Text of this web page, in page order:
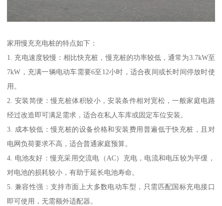
家用慢充充电桩的特点如下：
1. 充电速度较慢：相比快充桩，慢充桩的功率较低，通常为3.7kW至
7kW，充满一辆电动车需要6至12小时，适合夜间或长时间停放时使
用。
2. 安装简便：慢充桩体积较小，安装条件相对宽松，一般家庭电路
经过改造即可满足需求，适合在私人车库或固定车位安装。
3. 成本较低：慢充桩的设备价格和安装费用普遍低于快充桩，且对
电网负荷要求不高，适合普通家庭预算。
4. 电池友好：慢充采用交流电（AC）充电，电流和电压较为平缓，
对电池的损耗较小，有助于延长电池寿命。
5. 兼容性强：支持市面上大多数电动车型，只需匹配国标充电接口
即可使用，无需额外适配器。